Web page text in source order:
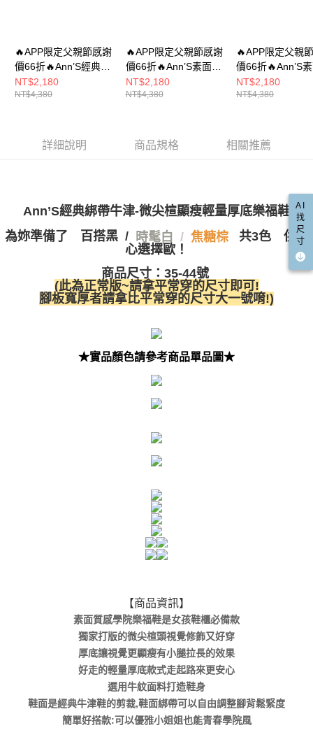
４．使用「AFTEE先享後付」時，將依據個別帳號之用戶狀況，依本公司即
時審查核予不同之上限額度；若仍有額度不足之情形，本公司將視審查結果
請求用戶進行身份認證。
５．嚴禁一人註冊多個帳號或使用他人資訊註冊。若發現惡意使用之情形，
每筆NT$100，滿NT$999(含以上)免運費
國家/地區配送(非順豐配送，勿填寫順豐智能櫃地址) 查看運費
國家/地區配送(限中國大陸地區) 查看運費
🔥APP限定父親節感謝
價66折🔥Ann’S經典綁
帶牛津-微尖楦顯瘦輕
量厚底樂福鞋4cm-咖
NT$2,180
NT$4,380
🔥APP限定父親節感謝
價66折🔥Ann’S素面經
典款-微尖楦顯瘦輕量
厚底樂福鞋4cm-白
NT$2,180
NT$4,380
🔥APP限定父親
價66折🔥Ann’S
典款-微尖楦顯瘦
厚底樂福鞋4cm-
NT$2,180
NT$4,380
詳細說明 商品規格 相關推薦
Ann’S經典綁帶牛津-微尖楦顯瘦輕量厚底樂福鞋
為妳準備了 百搭黑 / 時髦白 / 焦糖棕
共3色 供甜
心選擇歐！
商品尺寸：35-44號
(此為正常版~請拿平常穿的尺寸即可!
腳板寬厚者請拿比平常穿的尺寸大一號唷!)
★實品顏色請參考商品單品圖★
【商品資訊】
素面質感學院樂福鞋是女孩鞋櫃必備款
獨家打版的微尖楦頭視覺修飾又好穿
厚底讓視覺更顯瘦有小腿拉長的效果
好走的輕量厚底款式走起路來更安心
選用牛紋面料打造鞋身
鞋面是經典牛津鞋的剪裁,鞋面綁帶可以自由調整腳背鬆緊度
簡單好搭款:可以優雅小姐姐也能青春學院風
AI
找
尺
寸